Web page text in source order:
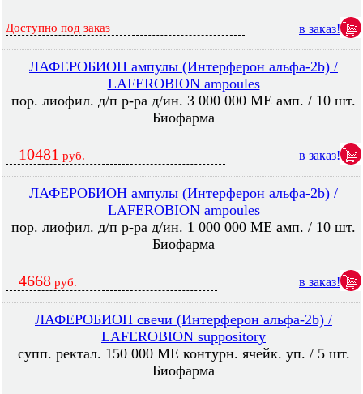
Доступно под заказ в заказ!
ЛАФЕРОБИОН ампулы (Интерферон альфа-2b) /
LAFEROBION ampoules
пор. лиофил. д/п р-ра д/ин. 3 000 000 МЕ амп. / 10 шт.
Биофарма
10481 руб. в заказ!
ЛАФЕРОБИОН ампулы (Интерферон альфа-2b) /
LAFEROBION ampoules
пор. лиофил. д/п р-ра д/ин. 1 000 000 МЕ амп. / 10 шт.
Биофарма
4668 руб. в заказ!
ЛАФЕРОБИОН свечи (Интерферон альфа-2b) /
LAFEROBION suppository
супп. ректал. 150 000 МЕ контурн. ячейк. уп. / 5 шт.
Биофарма